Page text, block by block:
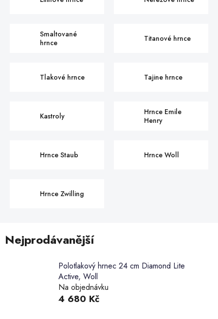
Smaltované
hrnce
Titanové hrnce
Tlakové hrnce Tajine hrnce
Kastroly
Hrnce Emile
Henry
Hrnce Staub Hrnce Woll
Hrnce Zwilling
Nejprodávanější
Polotlakový hrnec 24 cm Diamond Lite
Active, Woll
Na objednávku
4 680 Kč